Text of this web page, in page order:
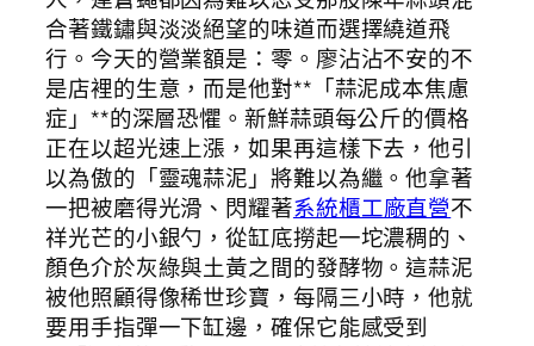
合著鐵鏽與淡淡絕望的味道而選擇繞道飛
行。今天的營業額是：零。廖沾沾不安的不
是店裡的生意，而是他對**「蒜泥成本焦慮
症」**的深層恐懼。新鮮蒜頭每公斤的價格
正在以超光速上漲，如果再這樣下去，他引
以為傲的「靈魂蒜泥」將難以為繼。他拿著
一把被磨得光滑、閃耀著系統櫃工廠直營不
祥光芒的小銀勺，從缸底撈起一坨濃稠的、
顏色介於灰綠與土黃之間的發酵物。這蒜泥
被他照顧得像稀世珍寶，每隔三小時，他就
要用手指彈一下缸邊，確保它能感受到